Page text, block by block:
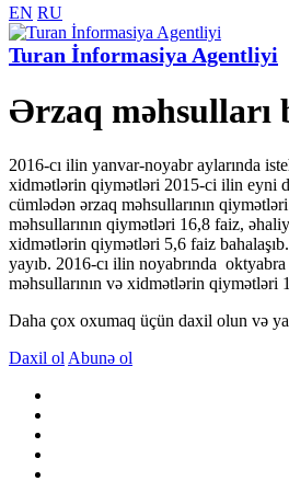
EN RU
Turan İnformasiya Agentliyi
Ərzaq məhsulları
2016-cı ilin yanvar-noyabr aylarında
xidmətlərin qiymətləri 2015-ci ilin eyni
cümlədən ərzaq məhsullarının
məhsullarının qiymətləri 16,8 faiz,
xidmətlərin qiymətləri 5,6 faiz
yayıb. 2016-cı ilin noyabrında
məhsullarının və xidmətlərin qiymətləri
Daha çox oxumaq üçün daxil olun və
Daxil ol Abunə ol